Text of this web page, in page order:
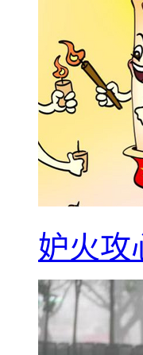
妒火攻